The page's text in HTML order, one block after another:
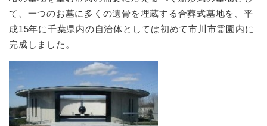
て、一つのお墓に多くの遺骨を埋蔵する合葬式墓地を、平
成15年に千葉県内の自治体としては初めて市川市霊園内に
完成しました。